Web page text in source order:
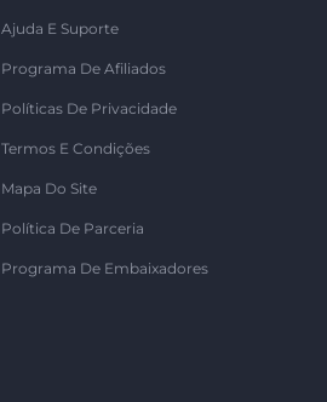
Ajuda E Suporte
Programa De Afiliados
Políticas De Privacidade
Termos E Condições
Mapa Do Site
Política De Parceria
Programa De Embaixadores